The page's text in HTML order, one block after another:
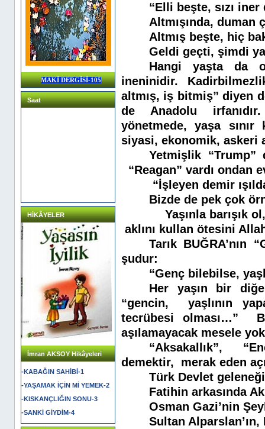
MAKİ DERGİSİ-105
Saat
HİKÂYELER
İmran AKSOY Hikâyeleri
-KABAĞIN SAHİBİ-1
-YAŞAMAK İÇİN Mİ YEMEK-2
-KISKANÇLIĞIN SONU-3
-SANKİ GİYDİM-4
“Elli beşte, sızı
Altmışında, duman
Altmış beşte, hiç
Geldi geçti, şimdi
Hangi yaşta da
ineninidir.
altmış, iş bitmiş” diyen
de Anadolu
yönetmede, yaşa sınır
siyasi, ekonomik, askeri
Yetmişlik “Trump”
“Reagan” vardı ondan
“İşleyen demir
Bizde de pek çok
Yaşınla barışık
aklını kullan ötesini
Tarık BUĞRA’nın
şudur:
“Genç bilebilse,
Her yaşın bir
“gencin,
yaşlının
tecrübesi olması…”
aşılamayacak mesele
“Aksakallık”,
demektir,
merak eden
Türk Devlet
Fatihin arkasında
Osman Gazi’nin
Sultan